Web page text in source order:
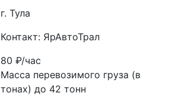
г. Тула
Контакт: ЯрАвтоТрал
80₽/час
Масса перевозимого груза (в
тонах) до 42 тонн